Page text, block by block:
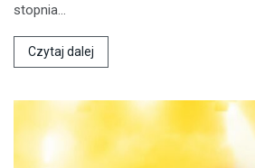
stopnia…
Czytaj dalej